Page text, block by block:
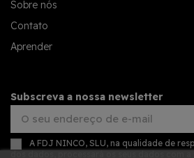
Sobre nós
Contato
Aprender
Subscreva a nossa newsletter
A FDJ NINCO, SLU, na qualidade de